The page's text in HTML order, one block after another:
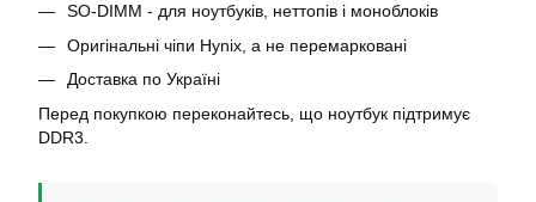
SO-DIMM - для ноутбуків, неттопів і моноблоків
Оригінальні чіпи Hynix, а не перемарковані
Доставка по Україні
Перед покупкою переконайтесь, що ноутбук підтримує
DDR3.